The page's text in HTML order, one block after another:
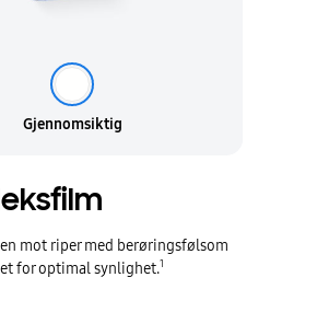
mot riper med berøringsfølsom
for optimal synlighet.1
Gjennomsiktig